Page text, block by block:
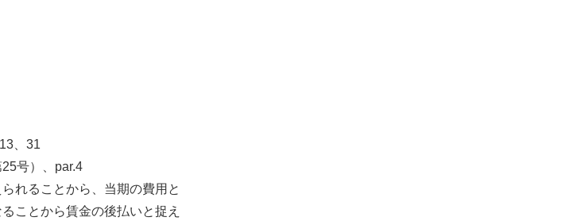
、31
号）、par.4
れることから、当期の費用と
ことから賃金の後払いと捉え